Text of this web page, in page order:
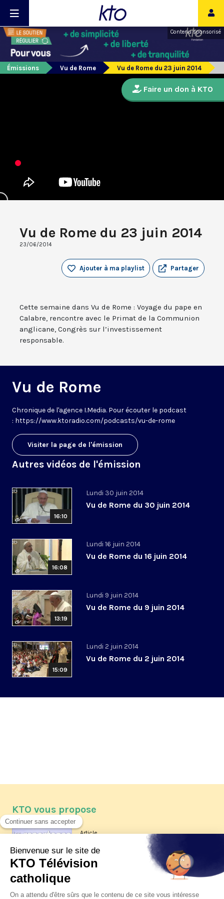
Contenu sponsorisé
Émissions Vu de Rome Vu de Rome du 23 juin 2014
Vu de Rome du 23 juin 2014
23/06/2014
Partager
Ajouter à ma playlist
Cette semaine dans Vu de Rome : Voyage du pape en
Calabre, rencontre avec le Primat de la Communion
anglicane, Congrès sur l’investissement
responsable.
Vu de Rome
Chronique de l'agence I.Media. Pour écouter le podcast
: https://www.ktoradio.com/podcasts/vu-de-rome
Visiter la page de l'émission
Autres vidéos de l'émission
16:10
Lundi 30 juin 2014
Vu de Rome du 30 juin 2014
16:08
Lundi 16 juin 2014
Vu de Rome du 16 juin 2014
13:19
Lundi 9 juin 2014
Vu de Rome du 9 juin 2014
15:09
Lundi 2 juin 2014
Vu de Rome du 2 juin 2014
Faire un don à KTO
KTO vous propose
Article
Les reportages d'été 2026 de KTO
La visite pastorale du pape Léon